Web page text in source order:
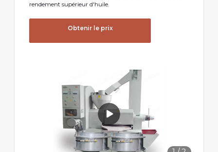
rendement supérieur d'huile.
Obtenir le prix